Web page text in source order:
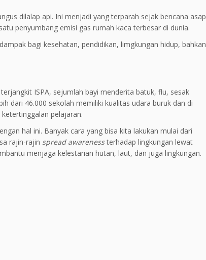
dilalap api. Ini menjadi yang terparah sejak bencana asap
penyumbang emisi gas rumah kaca terbesar di dunia.
bagi kesehatan, pendidikan, limgkungan hidup, bahkan
ISPA, sejumlah bayi menderita batuk, flu, sesak
dari 46.000 sekolah memiliki kualitas udara buruk dan di
pelajaran.
hal ini. Banyak cara yang bisa kita lakukan mulai dari
rajin-rajin spread awarenessterhadap lingkungan lewat
menjaga kelestarian hutan, laut, dan juga lingkungan.